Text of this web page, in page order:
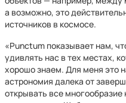
а возможно, это
источников в космосе.
«Punctum показывает нам,
удивлять нас в тех местах,
хорошо знаем. Для меня это
астрономия далека от
открывать все